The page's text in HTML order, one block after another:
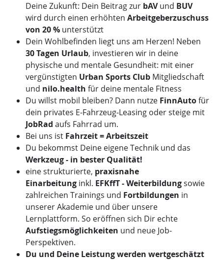
Deine Zukunft: Dein Beitrag zur bAVund BUV
wird durch einen erhöhten Arbeitgeberzuschuss
von 20 % unterstützt
Dein Wohlbefinden liegt uns am Herzen! Neben
30 Tagen Urlaub, investieren wir in deine
physische und mentale Gesundheit: mit einer
vergünstigten Urban Sports Club Mitgliedschaft
und nilo.health für deine mentale Fitness
Du willst mobil bleiben? Dann nutze FinnAutofür
dein privates E-Fahrzeug-Leasing oder steige mit
JobRad aufs Fahrrad um.
Bei uns ist Fahrzeit = Arbeitszeit
Du bekommst Deine eigene Technik und das
Werkzeug - in bester Qualität!
eine strukturierte, praxisnahe
Einarbeitung inkl. EFKffT - Weiterbildungsowie
zahlreichen Trainings und Fortbildungen in
unserer Akademie und über unsere
Lernplattform. So eröffnen sich Dir echte
Aufstiegsmöglichkeiten und neue Job-
Perspektiven.
Du und Deine Leistung werden wertgeschätzt